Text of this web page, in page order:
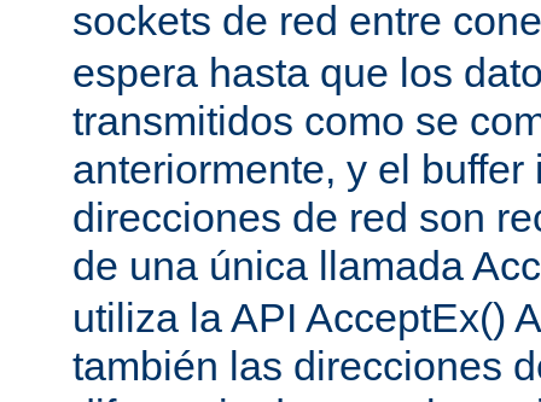
sockets de red entre
espera hasta que los
transmitidos como se
anteriormente, y el
direcciones de red son
de una única llamada
utiliza la API AcceptEx()
también las direcciones